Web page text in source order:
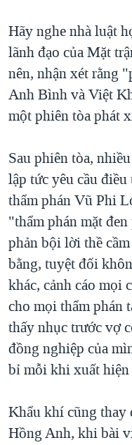
Hãy nghe nhà luật
lãnh đạo của Mặt
nên, nhận xét rằng
Anh Bình và Việt
một phiên tòa phát
Sau phiên tòa,
lập tức yêu cầu
thẩm phán Vũ Phi
"thẩm phán mặt
phản bội lời thề
bằng, tuyệt đối
khác, cảnh cáo mọi
cho mọi thẩm phán
thấy nhục trước vợ
đồng nghiệp của
bỉ mỗi khi xuất
Khẩu khí cũng
Hồng Anh, khi bài